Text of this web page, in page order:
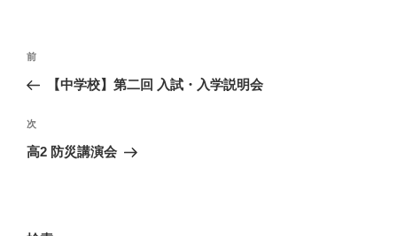
投
ナ
ビ
ゲ
前
の
稿
前
【中学校】第二回 入試・入学説明会
次
の
次
高2 防災講演会